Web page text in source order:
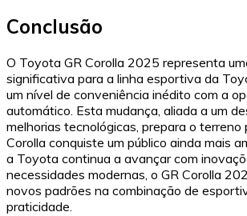
Conclusão
O Toyota GR Corolla 2025 representa
significativa para a linha esportiva da
um nível de conveniência inédito com a
automático. Esta mudança, aliada a um
melhorias tecnológicas, prepara o terreno
Corolla conquiste um público ainda mais
a Toyota continua a avançar com
necessidades modernas, o GR Corolla
novos padrões na combinação de
praticidade.